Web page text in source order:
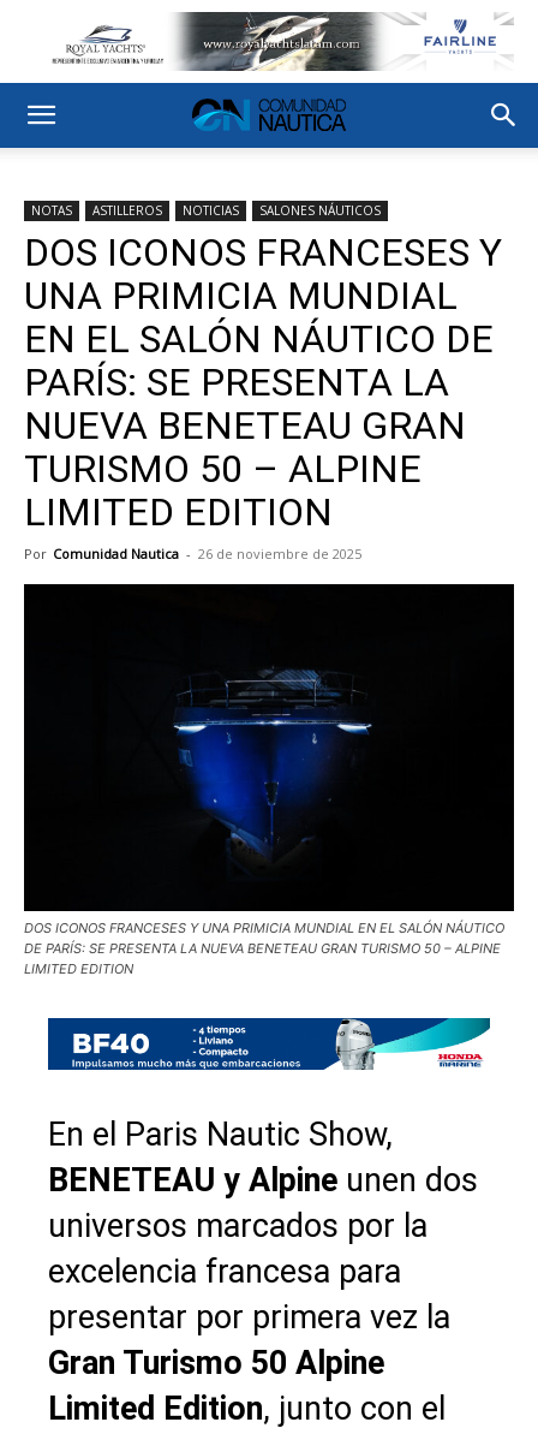
NOTAS ASTILLEROS NOTICIAS SALONES NÁUTICOS
DOS ICONOS FRANCESES Y
UNA PRIMICIA MUNDIAL
EN EL SALÓN NÁUTICO DE
PARÍS: SE PRESENTA LA
NUEVA BENETEAU GRAN
TURISMO 50 – ALPINE
LIMITED EDITION
Por Comunidad Nautica - 26 de noviembre de 2025
DOS ICONOS FRANCESES Y UNA PRIMICIA MUNDIAL EN EL SALÓN NÁUTICO
DE PARÍS: SE PRESENTA LA NUEVA BENETEAU GRAN TURISMO 50 – ALPINE
LIMITED EDITION
En el Paris Nautic Show,
BENETEAU y Alpine unen dos
universos marcados por la
excelencia francesa para
presentar por primera vez la
Gran Turismo 50 Alpine
Limited Edition, junto con el